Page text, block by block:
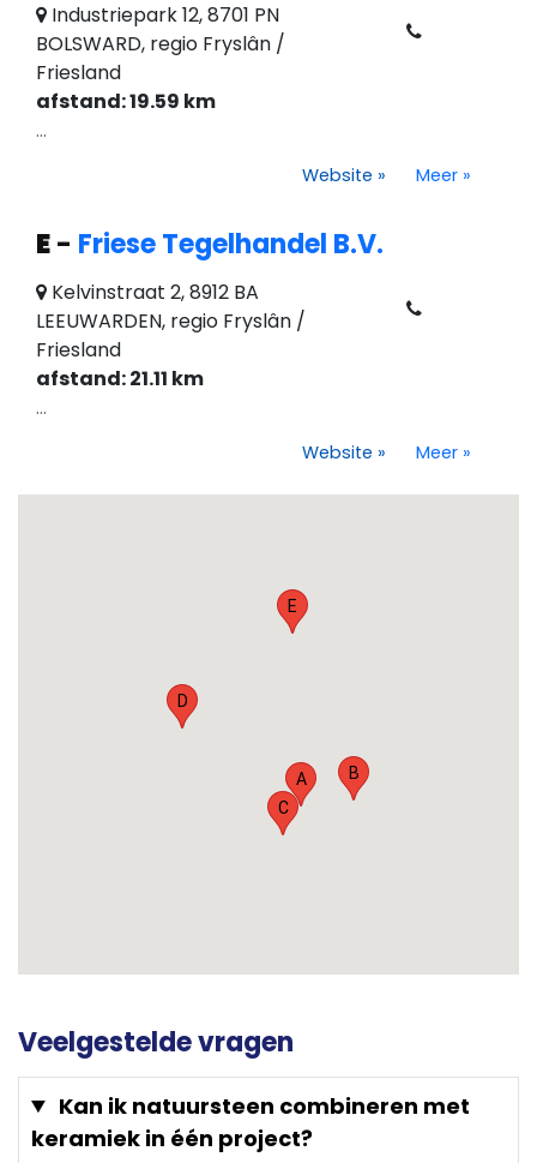
Industriepark 12, 8701 PN
BOLSWARD, regio Fryslân /
Friesland
afstand: 19.59 km
...
Website » Meer »
E- Friese Tegelhandel B.V.
Kelvinstraat 2, 8912 BA
LEEUWARDEN, regio Fryslân /
Friesland
afstand: 21.11 km
...
Website » Meer »
A
B
C
D
E
Veelgestelde vragen
Kan ik natuursteen combineren met
keramiek in één project?